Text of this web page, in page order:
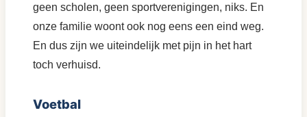
geen scholen, geen sportverenigingen, niks. En
onze familie woont ook nog eens een eind weg.
En dus zijn we uiteindelijk met pijn in het hart
toch verhuisd.
Voetbal